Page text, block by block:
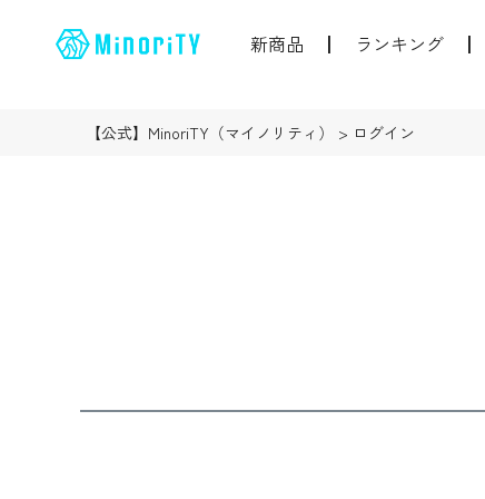
新商品 ランキング
【公式】MinoriTY（マイノリティ） ログイン